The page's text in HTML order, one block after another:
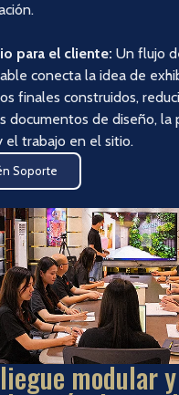
para el cliente: Un flujo
conecta la idea de
finales construidos,
documentos de diseño, la
el trabajo en el sitio.
Soporte
modular y